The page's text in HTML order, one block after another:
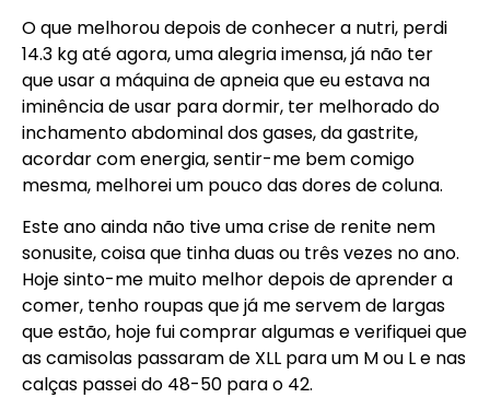
O que melhorou depois de conhecer a nutri, perdi
14.3 kg até agora, uma alegria imensa, já não ter
que usar a máquina de apneia que eu estava na
iminência de usar para dormir, ter melhorado do
inchamento abdominal dos gases, da gastrite,
acordar com energia, sentir-me bem comigo
mesma, melhorei um pouco das dores de coluna.
Este ano ainda não tive uma crise de renite nem
sonusite, coisa que tinha duas ou três vezes no ano.
Hoje sinto-me muito melhor depois de aprender a
comer, tenho roupas que já me servem de largas
que estão, hoje fui comprar algumas e verifiquei que
as camisolas passaram de XLL para um M ou L e nas
calças passei do 48-50 para o 42.